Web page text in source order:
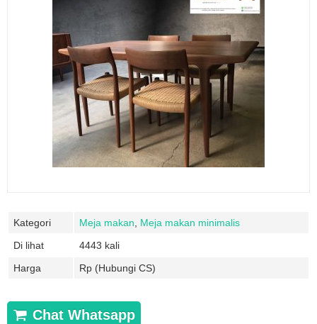
Kategori Meja makan, Meja makan minimalis
Di lihat
4443 kali
Harga
Rp (Hubungi CS)
Chat Whatsapp